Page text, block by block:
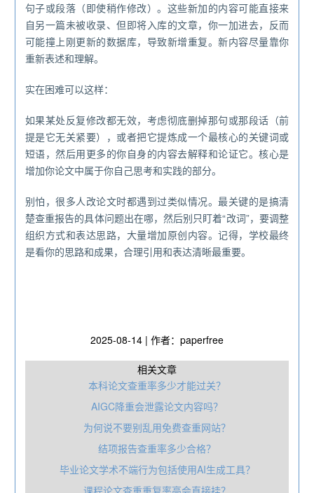
句子或段落（即使稍作修改）。这些新加的内容可能直接来
自另一篇未被收录、但即将入库的文章，你一加进去，反而
可能撞上刚更新的数据库，导致新增重复。新内容尽量靠你
重新表述和理解。
实在困难可以这样：
如果某处反复修改都无效，考虑彻底删掉那句或那段话（前
提是它无关紧要），或者把它提炼成一个最核心的关键词或
短语，然后用更多的你自身的内容去解释和论证它。核心是
增加你论文中属于你自己思考和实践的部分。
别怕，很多人改论文时都遇到过类似情况。最关键的是搞清
楚查重报告的具体问题出在哪，然后别只盯着“改词”，要调整
组织方式和表达思路，大量增加原创内容。记得，学校最终
是看你的思路和成果，合理引用和表达清晰最重要。
2025-08-14 | 作者：paperfree
相关文章
本科论文查重率多少才能过关？
AIGC降重会泄露论文内容吗？
为何说不要别乱用免费查重网站‌？
结项报告查重率多少合格？
毕业论文学术不端行为包括使用AI生成工具？